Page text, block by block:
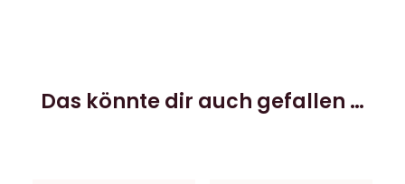
Das könnte dir auch gefallen …